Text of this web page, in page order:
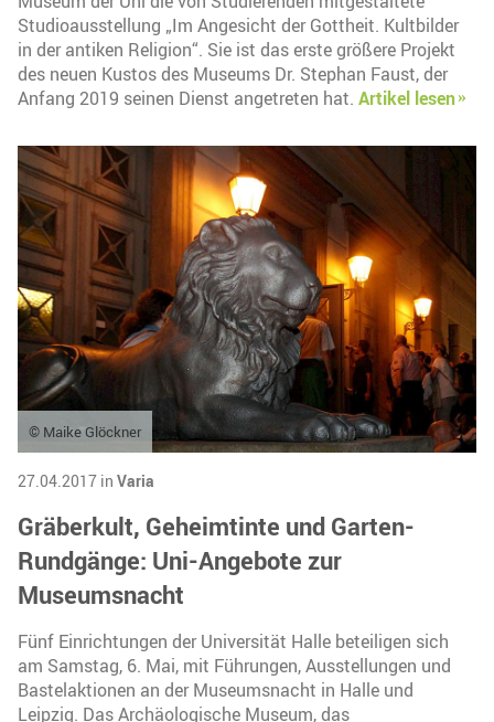
Studioausstellung „Im Angesicht der Gottheit. Kultbilder
in der antiken Religion“. Sie ist das erste größere Projekt
des neuen Kustos des Museums Dr. Stephan Faust, der
Anfang 2019 seinen Dienst angetreten hat. Artikel lesen
© Maike Glöckner
27.04.2017 in Varia
Gräberkult, Geheimtinte und Garten-
Rundgänge: Uni-Angebote zur
Museumsnacht
Fünf Einrichtungen der Universität Halle beteiligen sich
am Samstag, 6. Mai, mit Führungen, Ausstellungen und
Bastelaktionen an der Museumsnacht in Halle und
Leipzig. Das Archäologische Museum, das